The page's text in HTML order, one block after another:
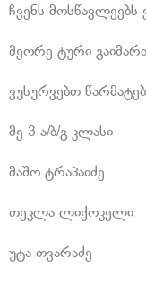
ჩვენს
მეორე ტური
ვუსურვებთ
მე-3 ა/ბ/გ კლასი
მაშო ტრაპაიძე
თეკლა ლიქოკელი
უტა თვარაძე